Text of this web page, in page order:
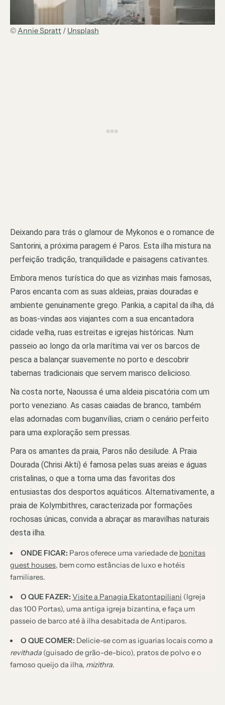
©Annie Spratt / Unsplash
Deixando para trás o glamour de Mykonos e o romance de
Santorini, a próxima paragem é Paros. Esta ilha mistura na
perfeição tradição, tranquilidade e paisagens cativantes.
Embora menos turística do que as vizinhas mais famosas,
Paros encanta com as suas aldeias, praias douradas e
ambiente genuinamente grego. Parikia, a capital da ilha, dá
as boas-vindas aos viajantes com a sua encantadora
cidade velha, ruas estreitas e igrejas históricas. Num
passeio ao longo da orla marítima vai ver os barcos de
pesca a balançar suavemente no porto e descobrir
tabernas tradicionais que servem marisco delicioso.
Na costa norte, Naoussa é uma aldeia piscatória com um
porto veneziano. As casas caiadas de branco, também
elas adornadas com buganvílias, criam o cenário perfeito
para uma exploração sem pressas.
Para os amantes da praia, Paros não desilude. A Praia
Dourada (Chrisi Akti) é famosa pelas suas areias e águas
cristalinas, o que a torna uma das favoritas dos
entusiastas dos desportos aquáticos. Alternativamente, a
praia de Kolymbithres, caracterizada por formações
rochosas únicas, convida a abraçar as maravilhas naturais
desta ilha.
ONDE FICAR: Paros oferece uma variedade de bonitas
guest houses, bem como estâncias de luxo e hotéis
familiares.
O QUE FAZER: Visite a Panagia Ekatontapiliani (Igreja
das 100 Portas), uma antiga igreja bizantina, e faça um
passeio de barco até à ilha desabitada de Antiparos.
O QUE COMER: Delicie-se com as iguarias locais como a
revithada (guisado de grão-de-bico), pratos de polvo e o
famoso queijo da ilha, mizithra.